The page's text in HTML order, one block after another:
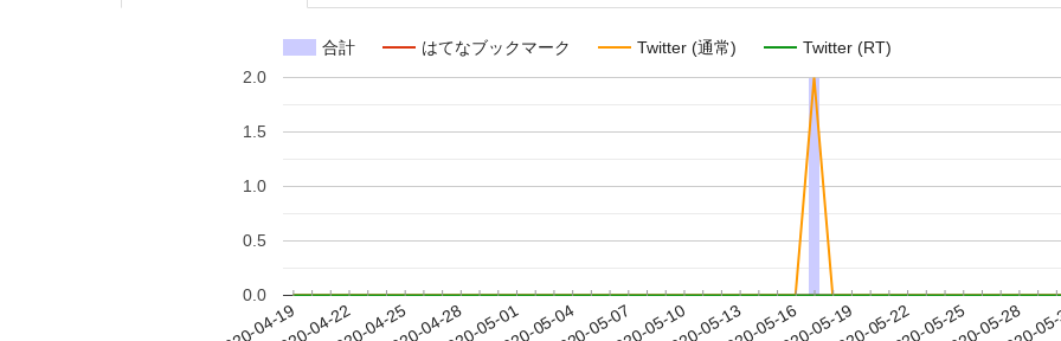
合計 はてなブックマーク Twitter (通常) Twitter (RT)
0.0
0.5
1.0
1.5
2.0